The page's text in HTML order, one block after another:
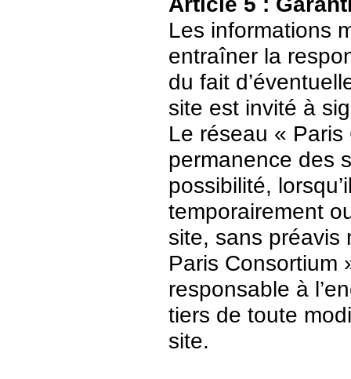
Les informations
entraîner la
du fait
site est invité à
Le réseau «
permanence des
possibilité,
temporairement
site, sans préavis
Paris Consortium
responsable à
tiers de toute
site.